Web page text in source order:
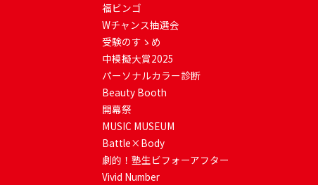
福ビンゴ
Wチャンス抽選会
受験のすゝめ
中模擬大賞2025
パーソナルカラー診断
Beauty Booth
開幕祭
MUSIC MUSEUM
Battle×Body
劇的！塾生ビフォーアフター
Vivid Number